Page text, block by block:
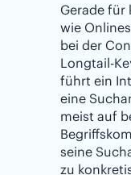
Gerade für
wie
bei der
Longtail-
führt ein
eine
meist auf
seine
zu